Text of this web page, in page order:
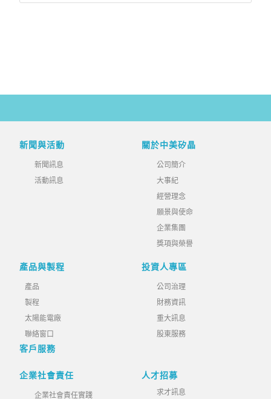
新聞與活動
新聞訊息
活動訊息
關於中美矽晶
公司簡介
大事紀
經營理念
願景與使命
企業集團
獎項與榮譽
產品與製程
產品
製程
太陽能電廠
聯絡窗口
客戶服務
投資人專區
公司治理
財務資訊
重大訊息
股東服務
企業社會責任
企業社會責任實踐
人才招募
求才訊息